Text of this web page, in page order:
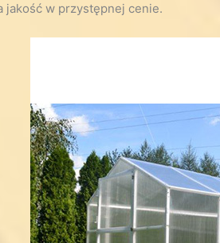
jakość w przystępnej cenie.